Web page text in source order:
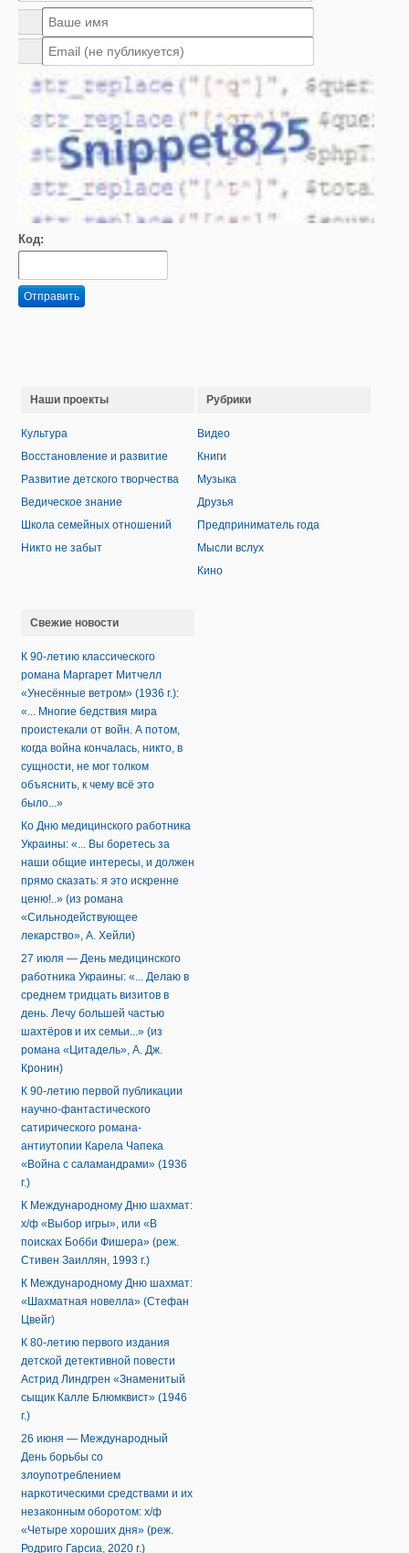
Код:
Отправить
Наши проекты
Культура
Восстановление и развитие
Развитие детского творчества
Ведическое знание
Школа семейных отношений
Никто не забыт
Рубрики
Видео
Книги
Музыка
Друзья
Предприниматель года
Мысли вслух
Кино
Свежие новости
К 90-летию классического
романа Маргарет Митчелл
«Унесённые ветром» (1936 г.):
«... Многие бедствия мира
проистекали от войн. А потом,
когда война кончалась, никто, в
сущности, не мог толком
объяснить, к чему всё это
было...»
Ко Дню медицинского работника
Украины: «... Вы боретесь за
наши общие интересы, и должен
прямо сказать: я это искренне
ценю!..» (из романа
«Сильнодействующее
лекарство», А. Хейли)
27 июля — День медицинского
работника Украины: «... Делаю в
среднем тридцать визитов в
день. Лечу большей частью
шахтёров и их семьи...» (из
романа «Цитадель», А. Дж.
Кронин)
К 90-летию первой публикации
научно-фантастического
сатирического романа-
антиутопии Карела Чапека
«Война с саламандрами» (1936
г.)
К Международному Дню шахмат:
х/ф «Выбор игры», или «В
поисках Бобби Фишера» (реж.
Стивен Заиллян, 1993 г.)
К Международному Дню шахмат:
«Шахматная новелла» (Стефан
Цвейг)
К 80-летию первого издания
детской детективной повести
Астрид Линдгрен «Знаменитый
сыщик Калле Блюмквист» (1946
г.)
26 июня — Международный
День борьбы со
злоупотреблением
наркотическими средствами и их
незаконным оборотом: х/ф
«Четыре хороших дня» (реж.
Родриго Гарсиа, 2020 г.)